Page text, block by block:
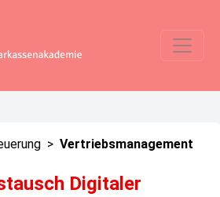
> Vertriebsmanagement
Digitaler